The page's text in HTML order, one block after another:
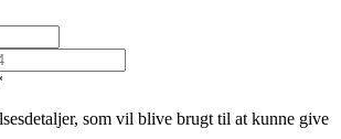
som vil blive brugt til at kunne give